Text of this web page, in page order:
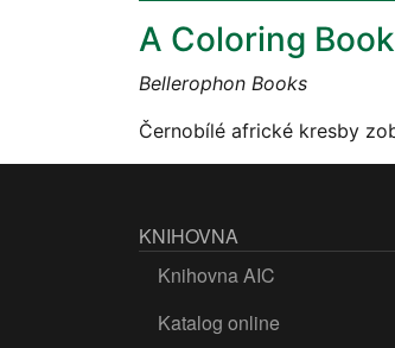
A Coloring
Bellerophon Books
Černobílé africké kresby
KNIHOVNA
Knihovna AIC
Katalog online